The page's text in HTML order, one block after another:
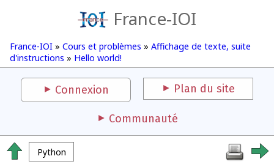
France-IOI
France-IOI » Cours et problèmes » Affichage de texte, suite
d'instructions » Hello world!
Connexion Plan du site
Communauté
Python